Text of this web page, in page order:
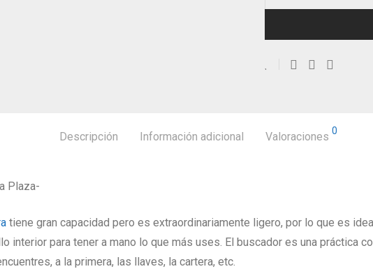
Descripción Información adicional Valoraciones 0
Plaza-
tiene gran capacidad pero es extraordinariamente ligero, por lo que es
interior para tener a mano lo que más uses. El buscador es una práctica
a la primera, las llaves, la cartera, etc.